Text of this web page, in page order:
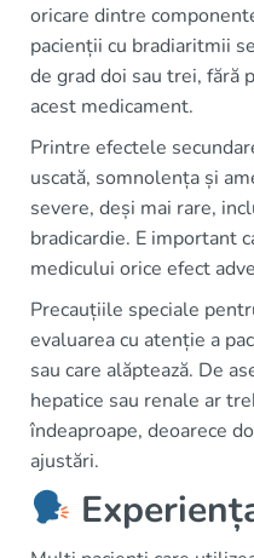
oricare dintre
pacienții cu bradiaritmii
de grad doi sau trei, fără
acest medicament.
Printre efectele
uscată, somnolența și
severe, deși mai rare,
bradicardie. E important
medicului orice efect
Precauțiile speciale
evaluarea cu atenție a
sau care alăptează. De
hepatice sau renale ar
îndeaproape, deoarece
ajustări.